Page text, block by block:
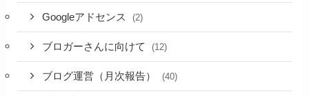
Googleアドセンス (2)
ブロガーさんに向けて (12)
ブログ運営（月次報告） (40)